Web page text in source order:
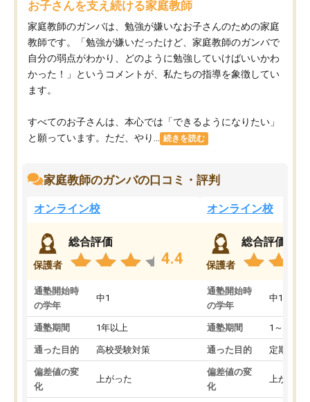
お子さんを支え続ける家庭教師
家庭教師のガンバは、勉強が嫌いなお子さんのための家庭
教師です。「勉強が嫌いだったけど、家庭教師のガンバで
自分の弱点がわかり、どのように勉強していけばいいかわ
かった！」というコメントが、私たちの指導を象徴してい
ます。
すべてのお子さんは、本心では「できるようになりたい」
と願っています。ただ、やり...
続きを読む
家庭教師のガンバの口コミ・評判
オンライン校
保護者
総合評価
4.4
通塾開始時
の学年
中1
通塾期間 1年以上
通った目的 高校受験対策
偏差値の変
化
上がった
オンライン校
保護者
総合評価
通塾開始時
の学年
中1
通塾期間 1～3ヵ月
通った目的 定期テス
偏差値の変
化
上がった